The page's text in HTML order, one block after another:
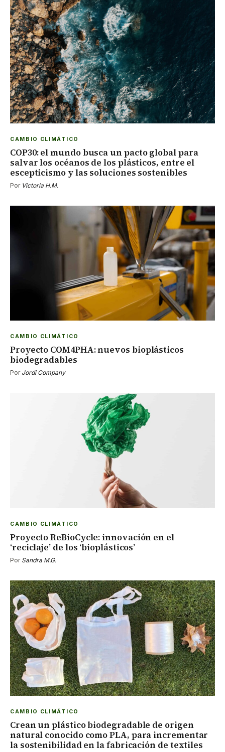
CAMBIO CLIMÁTICO
COP30: el mundo busca un pacto global para
salvar los océanos de los plásticos, entre el
escepticismo y las soluciones sostenibles
Por Victoria H.M.
CAMBIO CLIMÁTICO
Proyecto COM4PHA: nuevos bioplásticos
biodegradables
Por Jordi Company
CAMBIO CLIMÁTICO
Proyecto ReBioCycle: innovación en el
‘reciclaje’ de los ‘bioplásticos’
Por Sandra M.G.
CAMBIO CLIMÁTICO
Crean un plástico biodegradable de origen
natural conocido como PLA, para incrementar
la sostenibilidad en la fabricación de textiles